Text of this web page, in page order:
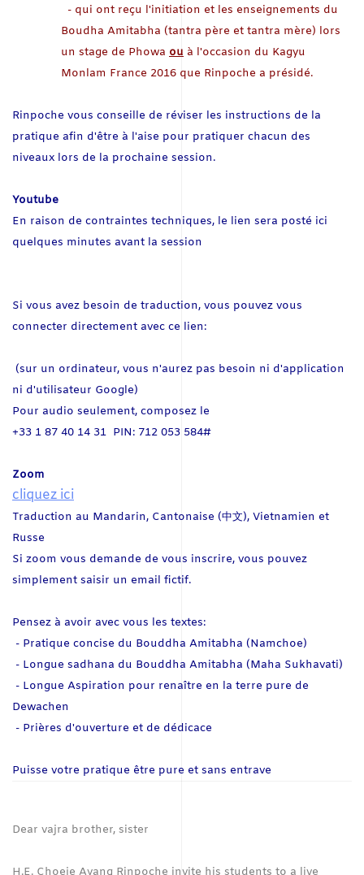
- qui ont reçu l'initiation et les enseignements du
Boudha Amitabha (tantra père et tantra mère) lors
un stage de Phowa ou à l'occasion du Kagyu
Monlam France 2016 que Rinpoche a présidé.
Rinpoche vous conseille de réviser les instructions de la
pratique afin d'être à l'aise pour pratiquer chacun des
niveaux lors de la prochaine session.
Youtube
En raison de contraintes techniques, le lien sera posté ici
quelques minutes avant la session
Si vous avez besoin de traduction, vous pouvez vous
connecter directement avec ce lien:
(sur un ordinateur, vous n'aurez pas besoin ni d'application
ni d'utilisateur Google)
Pour audio seulement, composez le
+33 1 87 40 14 31 PIN: 712 053 584#
Zoom
cliquez ici
Traduction au Mandarin, Cantonaise (中文), Vietnamien et
Russe
Si zoom vous demande de vous inscrire, vous pouvez
simplement saisir un email fictif.
Pensez à avoir avec vous les textes:
- Pratique concise du Bouddha Amitabha (Namchoe)
- Longue sadhana du Bouddha Amitabha (Maha Sukhavati)
- Longue Aspiration pour renaître en la terre pure de
Dewachen
- Prières d'ouverture et de dédicace
Puisse votre pratique être pure et sans entrave
Dear vajra brother, sister
H.E. Choeje Ayang Rinpoche invite his students to a live